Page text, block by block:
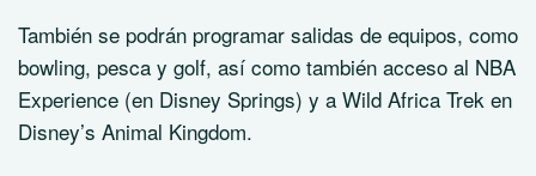
También se podrán programar salidas de equipos, como
bowling, pesca y golf, así como también acceso al NBA
Experience (en Disney Springs) y a Wild Africa Trek en
Disney’s Animal Kingdom.